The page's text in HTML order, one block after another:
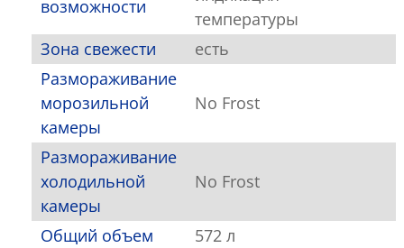
возможности
температуры
Зона свежести
есть
Размораживание
морозильной
камеры
No Frost
Размораживание
холодильной
камеры
No Frost
Общий объем
572 л